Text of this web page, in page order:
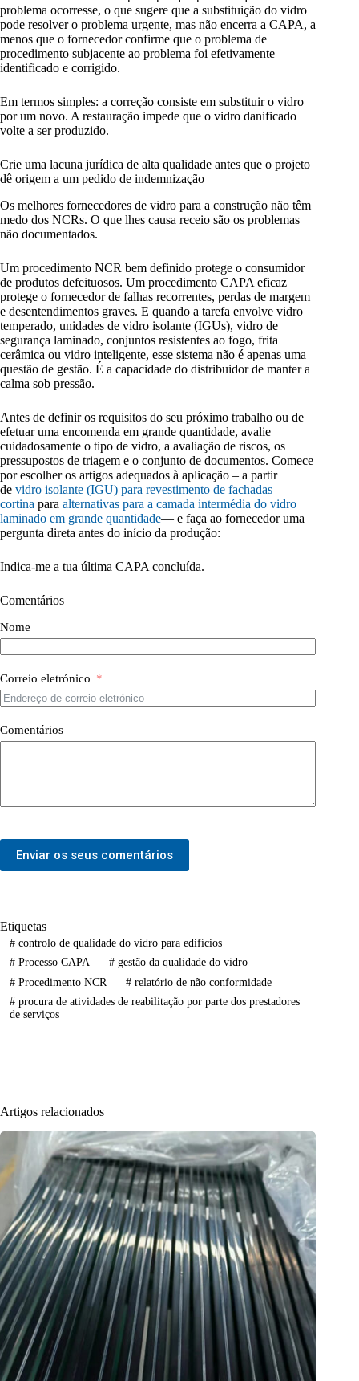
problema ocorresse, o que sugere que a substituição do vidro
pode resolver o problema urgente, mas não encerra a CAPA, a
menos que o fornecedor confirme que o problema de
procedimento subjacente ao problema foi efetivamente
identificado e corrigido.
Em termos simples: a correção consiste em substituir o vidro
por um novo. A restauração impede que o vidro danificado
volte a ser produzido.
Crie uma lacuna jurídica de alta qualidade antes que o projeto
dê origem a um pedido de indemnização
Os melhores fornecedores de vidro para a construção não têm
medo dos NCRs. O que lhes causa receio são os problemas
não documentados.
Um procedimento NCR bem definido protege o consumidor
de produtos defeituosos. Um procedimento CAPA eficaz
protege o fornecedor de falhas recorrentes, perdas de margem
e desentendimentos graves. E quando a tarefa envolve vidro
temperado, unidades de vidro isolante (IGUs), vidro de
segurança laminado, conjuntos resistentes ao fogo, frita
cerâmica ou vidro inteligente, esse sistema não é apenas uma
questão de gestão. É a capacidade do distribuidor de manter a
calma sob pressão.
Antes de definir os requisitos do seu próximo trabalho ou de
efetuar uma encomenda em grande quantidade, avalie
cuidadosamente o tipo de vidro, a avaliação de riscos, os
pressupostos de triagem e o conjunto de documentos. Comece
por escolher os artigos adequados à aplicação – a partir
de vidro isolante (IGU) para revestimento de fachadas
cortina para alternativas para a camada intermédia do vidro
laminado em grande quantidade— e faça ao fornecedor uma
pergunta direta antes do início da produção:
Indica-me a tua última CAPA concluída.
Comentários
Nome
Correio eletrónico
Comentários
Enviar os seus comentários
Etiquetas
#controlo de qualidade do vidro para edifícios
#Processo CAPA #gestão da qualidade do vidro
#Procedimento NCR #relatório de não conformidade
#procura de atividades de reabilitação por parte dos prestadores
de serviços
Artigos relacionados